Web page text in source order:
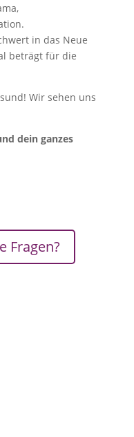
in das Neue
beträgt für die
Wir sehen uns
dein ganzes
Fragen?